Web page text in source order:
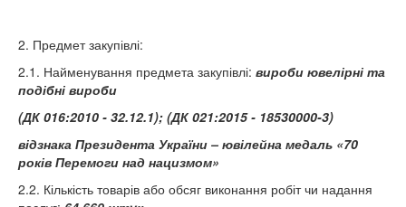
2. Предмет закупівлі:
2.1. Найменування предмета закупівлі: вироби ювелірні та
подібні вироби
(ДК 016:2010 - 32.12.1); (ДК 021:2015 - 18530000-3)
відзнака Президента України – ювілейна медаль «70
років Перемоги над нацизмом»
2.2. Кількість товарів або обсяг виконання робіт чи надання